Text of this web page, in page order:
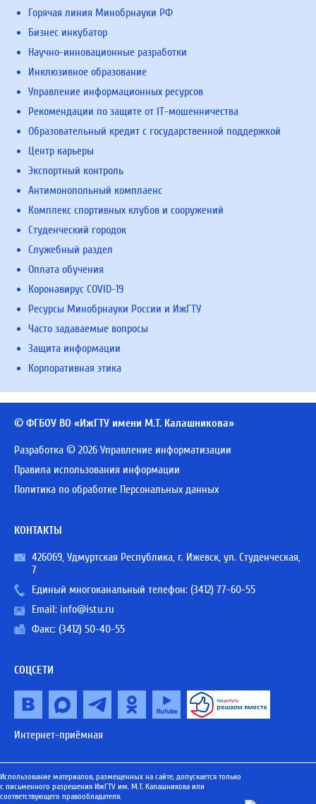
Горячая линия Минобрнауки РФ
Бизнес инкубатор
Научно-инновационные разработки
Инклюзивное образование
Управление информационных ресурсов
Рекомендации по защите от IT-мошенничества
Образовательный кредит с государственной поддержкой
Центр карьеры
Экспортный контроль
Антимонопольный комплаенс
Комплекс спортивных клубов и сооружений
Студенческий городок
Служебный раздел
Оплата обучения
Коронавирус COVID-19
Ресурсы Минобрнауки России и ИжГТУ
Часто задаваемые вопросы
Защита информации
Корпоративная этика
© ФГБОУ ВО «ИжГТУ имени М.Т. Калашникова»
Разработка © 2026 Управление информатизации
Правила использования информации
Политика по обработке Персональных данных
КОНТАКТЫ
426069, Удмуртская Республика, г. Ижевск, ул. Студенческая,
7
Единый многоканальный телефон: (3412) 77-60-55
Email: info@istu.ru
Факс: (3412) 50-40-55
СОЦСЕТИ
Интернет-приёмная
Использование материалов, размещенных на сайте, допускается только
с письменного разрешения ИжГТУ им. М.Т. Калашникова или
соответствующего правообладателя.